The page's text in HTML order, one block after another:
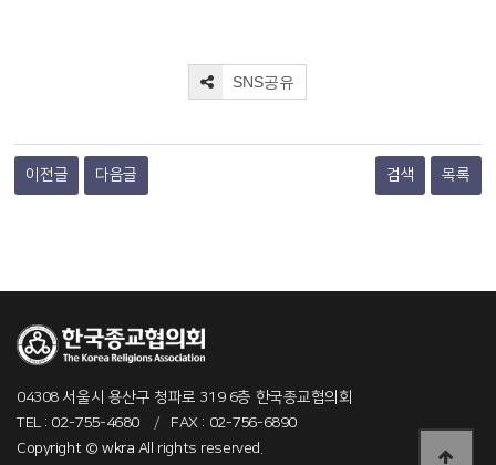
SNS공유
이전글 다음글 검색 목록
04308 서울시 용산구 청파로 319 6층 한국종교협의회
TEL : 02-755-4680
/
FAX : 02-756-6890
Copyright © wkra All rights reserved.